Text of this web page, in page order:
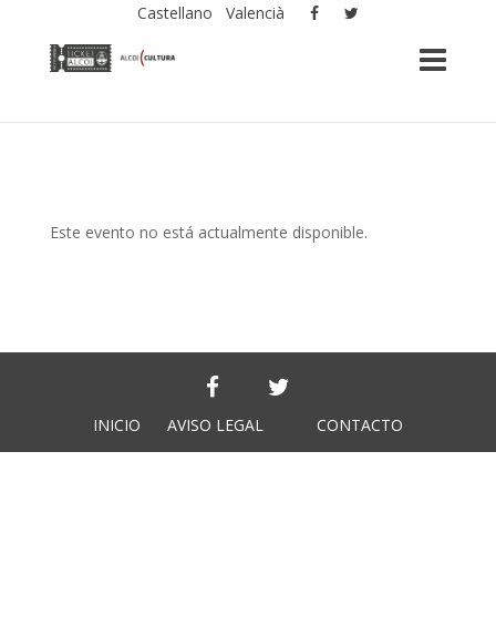
Castellano Valencià
Este evento no está actualmente disponible.
INICIO AVISO LEGAL CONTACTO